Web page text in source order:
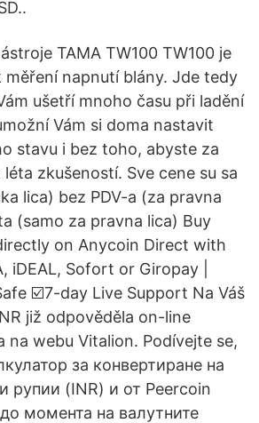
TAMA TW100 TW100 je
měření napnutí blány. Jde tedy
ušetří mnoho času při ladění
Vám si doma nastavit
stavu i bez toho, abyste za
zkušeností. Sve cene su sa
lica) bez PDV-a (za pravna
(samo za pravna lica) Buy
on Anycoin Direct with
iDEAL, Sofort or Giropay |
☑️7-day Live Support Na Váš
již odpověděla on-line
na webu Vitalion. Podívejte se,
за конвертиране на
рупии (INR) и от Peercoin
момента на валутните